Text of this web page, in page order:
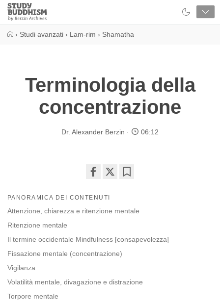
Close
Study
Buddhism
› Studi avanzati › Lam-rim › Shamatha
Terminologia della
concentrazione
Dr. Alexander Berzin 06:12
on
facebook
PANORAMICA DEI CONTENUTI
Attenzione, chiarezza e ritenzione mentale
Ritenzione mentale
Il termine occidentale Mindfulness [consapevolezza]
Fissazione mentale (concentrazione)
Vigilanza
Volatilità mentale, divagazione e distrazione
Torpore mentale